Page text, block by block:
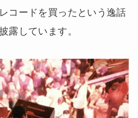
コードを買ったという逸話
露しています。